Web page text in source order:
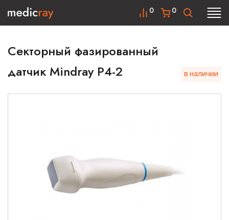
0
0
Секторный фазированный
датчик Mindray P4-2
в наличии